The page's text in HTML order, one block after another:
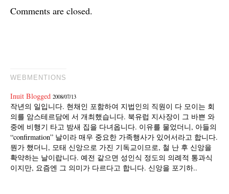
Comments are closed.
WEBMENTIONS
Inuit Blogged 2008/07/13
작년의 일입니다. 현채인 포함하여 지법인의 직원이 다 모이는 회
의를 암스테르담에 서 개최했습니다. 북유럽 지사장이 그 바쁜 와
중에 비행기 타고 밤새 집을 다녀옵니다. 이유를 물었더니, 아들의
“confirmation” 날이라 매우 중요한 가족행사가 있어서라고 합니다.
뭔가 했더니, 모태 신앙으로 가진 기독교이므로, 철 난 후 신앙을
확약하는 날이랍니다. 예전 같으면 성인식 정도의 의례적 통과식
이지만, 요즘엔 그 의미가 다르다고 합니다. 신앙을 포기하..